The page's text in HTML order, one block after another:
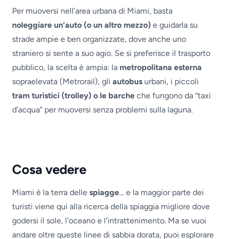
Per muoversi nell’area urbana di Miami, basta
noleggiare un’auto (o un altro mezzo) e guidarla su
strade ampie e ben organizzate, dove anche uno
straniero si sente a suo agio. Se si preferisce il trasporto
pubblico, la scelta è ampia: la metropolitana esterna
sopraelevata (Metrorail), gli autobus urbani, i piccoli
tram turistici (trolley) o le barche che fungono da “taxi
d’acqua” per muoversi senza problemi sulla laguna.
Cosa vedere
Miami è la terra delle spiagge… e la maggior parte dei
turisti viene qui alla ricerca della spiaggia migliore dove
godersi il sole, l’oceano e l’intrattenimento. Ma se vuoi
andare oltre queste linee di sabbia dorata, puoi esplorare